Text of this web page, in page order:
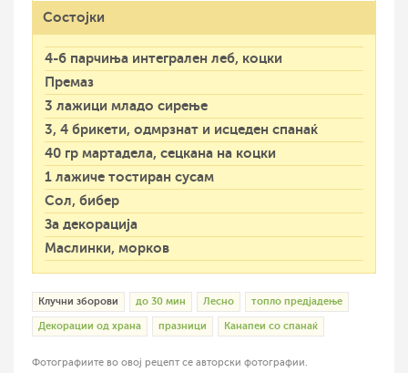
Состојки
4-6 парчиња интегрален леб, коцки
Премаз
3 лажици младо сирење
3, 4 брикети, одмрзнат и исцеден спанаќ
40 гр мартадела, сецкана на коцки
1 лажиче тостиран сусам
Сол, бибер
За декорација
Маслинки, морков
Клучни зборови до 30 мин Лесно топло предјадење
Декорации од храна празници Канапеи со спанаќ
Фотографиите во овој рецепт се авторски фотографии.